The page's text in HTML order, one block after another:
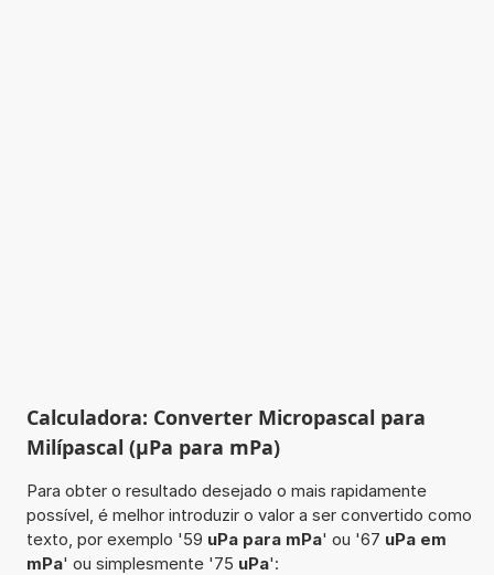
Calculadora: Converter Micropascal para
Milípascal (µPa para mPa)
Para obter o resultado desejado o mais rapidamente
possível, é melhor introduzir o valor a ser convertido como
texto, por exemplo '59 uPa para mPa' ou '67 uPa em
mPa' ou simplesmente '75 uPa':